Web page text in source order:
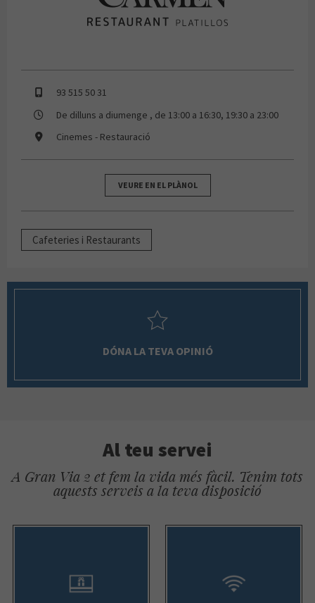
93 515 50 31
De dilluns a diumenge , de 13:00 a 16:30, 19:30 a 23:00
Cinemes - Restauració
VEURE EN EL PLÀNOL
Cafeteries i Restaurants
DÓNA LA TEVA OPINIÓ
Al teu servei
A Gran Via 2 et fem la vida més fàcil. Tenim tots
aquests serveis a la teva disposició